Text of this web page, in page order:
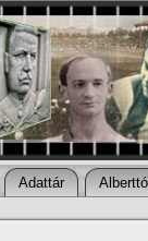
Adattár